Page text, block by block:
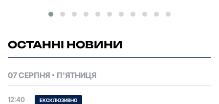
ОСТАННІ НОВИНИ
07 СЕРПНЯ П'ЯТНИЦЯ
12:40 ЕКСКЛЮЗИВНО